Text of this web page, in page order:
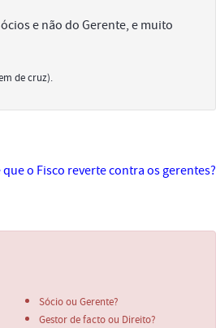
e não do Gerente, e muito
de cruz).
o Fisco reverte contra os gerentes?
Sócio ou Gerente?
Gestor de facto ou Direito?